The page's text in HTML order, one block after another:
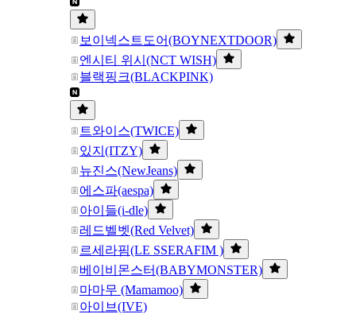
보이넥스트도어(BOYNEXTDOOR)
엔시티 위시(NCT WISH)
블랙핑크(BLACKPINK)
트와이스(TWICE)
있지(ITZY)
뉴진스(NewJeans)
에스파(aespa)
아이들(i-dle)
레드벨벳(Red Velvet)
르세라핌(LE SSERAFIM )
베이비몬스터(BABYMONSTER)
마마무 (Mamamoo)
아이브(IVE)